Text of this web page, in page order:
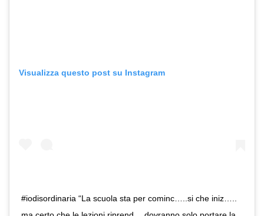
Visualizza questo post su Instagram
#iodisordinaria “La scuola sta per cominc…..si che iniz…..